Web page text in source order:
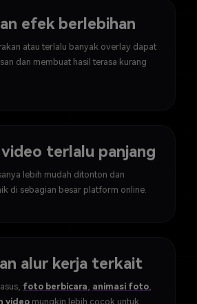
efek berlebihan
atau terlalu banyak overlay dapat
dan membuat hasil terasa kurang
terlalu panjang
lebih mudah ditonton dan
di sebagian besar platform online.
alur kerja terkait
foto berbicara, animasi foto,
video mungkin lebih cocok untuk